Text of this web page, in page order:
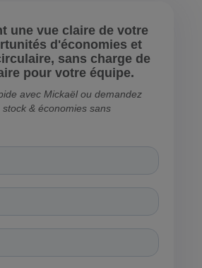
une vue claire de votre
d'économies et
sans charge de
pour votre équipe.
avec Mickaël ou demandez
& économies sans